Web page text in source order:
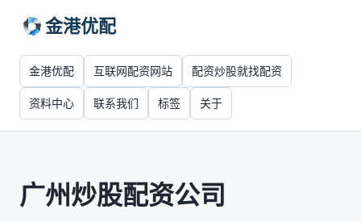
金港优配
金港优配 互联网配资网站 配资炒股就找配资
资料中心 联系我们 标签 关于
广州炒股配资公司